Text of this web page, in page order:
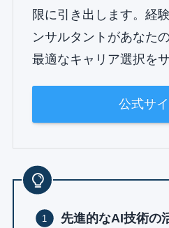
限に引き出します。経
ンサルタントがあなた
最適なキャリア選択を
公式サ
先進的なAI技術の